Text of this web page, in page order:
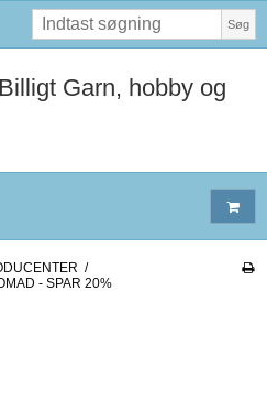
Søg
Garn, hobby og
/
- SPAR 20%